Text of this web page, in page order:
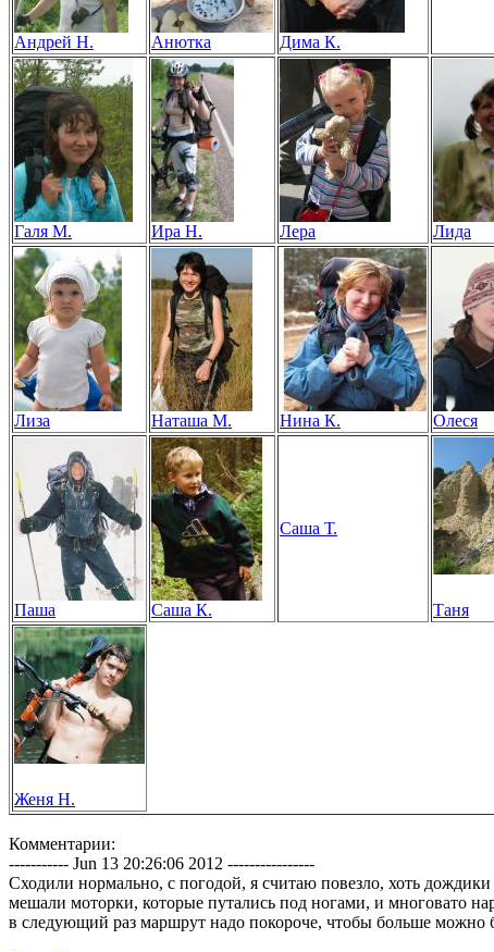
Андрей Н. Анютка Дима К.
Галя М. Ира Н. Лера Лида
Лиза Наташа М. Нина К. Олеся
Паша Саша К.
Саша Т.
Таня
Женя Н.
Комментарии:
----------- Jun 13 20:26:06 2012 ----------------
Сходили нормально, с погодой, я считаю повезло, хоть
мешали моторки, которые путались под ногами, и многовато
в следующий раз маршрут надо покороче, чтобы больше можно